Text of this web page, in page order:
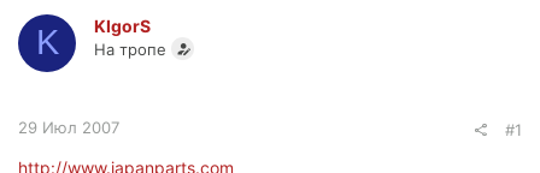
K KIgorS
На тропе
29 Июл 2007 #1
http://www.japanparts.com